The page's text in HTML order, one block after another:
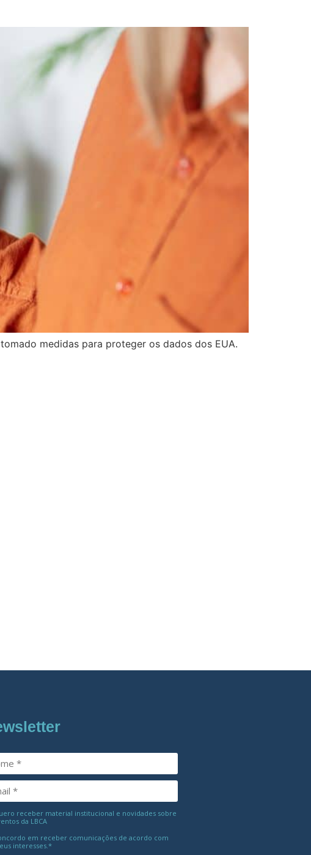
medidas para proteger os dados dos EUA.
receber material institucional e novidades sobre
da LBCA
em receber comunicações de acordo com
interesses.*